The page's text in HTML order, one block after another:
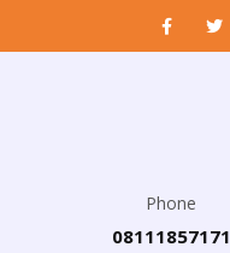
Phone
08111857171